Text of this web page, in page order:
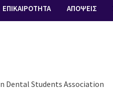
ΕΠΙΚΑΙΡΟΤΗΤΑ ΑΠOΨΕΙΣ
Dental Students Association